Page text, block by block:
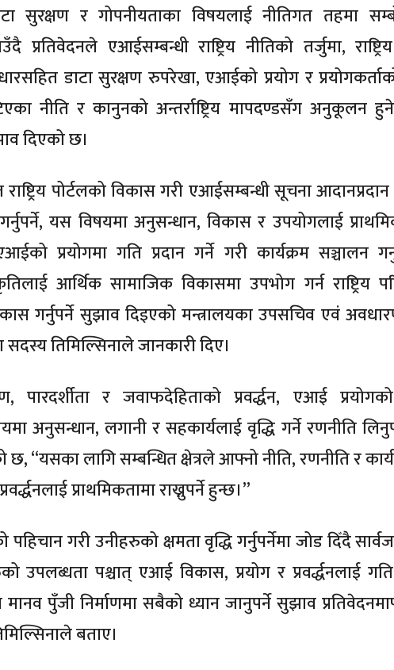
सुरक्षण र गोपनीयताका विषयलाई नीतिगत तहमा
एआईसम्बन्धी राष्ट्रिय नीतिको तर्जुमा,
डाटा सुरक्षण रुपरेखा, एआईको प्रयोग र
नीति र कानुनको अन्तर्राष्ट्रिय मापदण्डसँग अनुकूलन
दिएको छ।
पोर्टलको विकास गरी एआईसम्बन्धी सूचना
यस विषयमा अनुसन्धान, विकास र उपयोगलाई
प्रयोगमा गति प्रदान गर्ने गरी कार्यक्रम सञ्चालन
आर्थिक सामाजिक विकासमा उपभोग गर्न राष्ट्रिय
गर्नुपर्ने सुझाव दिइएको मन्त्रालयका उपसचिव एवं
सदस्य तिमिल्सिनाले जानकारी दिए।
पारदर्शीता र जवाफदेहिताको प्रवर्द्धन, एआई
अनुसन्धान, लगानी र सहकार्यलाई वृद्धि गर्ने रणनीति
छ, “यसका लागि सम्बन्धित क्षेत्रले आफ्नो नीति, रणनीति र
प्राथमिकतामा राख्नुपर्ने हुन्छ।”
पहिचान गरी उनीहरुको क्षमता वृद्धि गर्नुपर्नेमा जोड दिँदै
उपलब्धता पश्चात् एआई विकास, प्रयोग र प्रवर्द्धनलाई
पुँजी निर्माणमा सबैको ध्यान जानुपर्ने सुझाव
बताए।